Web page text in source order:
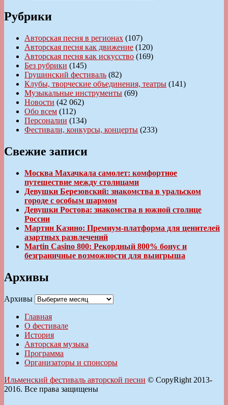
Рубрики
Авторская песня в регионах (107)
Авторская песня как движение (120)
Авторская песня как искусство (169)
Без рубрики (145)
Грушинский фестиваль (82)
Клубы, творческие объединения, театры (141)
Музыкальные инструменты (69)
Новости (42 062)
Обо всем (112)
Персоналии (134)
Фестивали, конкурсы, концерты (233)
Свежие записи
Москва Махачкала самолет: комфортное
путешествие между столицами
Девушки Березовский: знакомства в уральском
городе с особым шармом
Девушки Ростова: знакомства в южной столице
России
Мартин Казино: Премиум-платформа для ценителей
азартных развлечений
Martin Casino 800: Рекордный 800% бонус и
безграничные возможности для выигрыша
Архивы
Архивы
Главная
О фестивале
История
Авторская музыка
Программа
Организаторы и спонсоры
Ильменский фестиваль авторской песни © CopyRight 2013-
2016. Все права защищены